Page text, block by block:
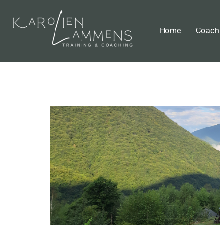
Home